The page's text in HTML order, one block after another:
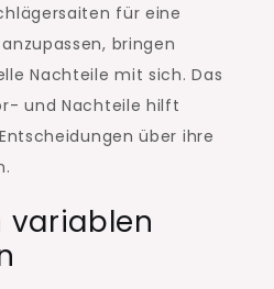
für eine
bringen
Nachteile mit sich. Das
und Nachteile hilft
über ihre
variablen